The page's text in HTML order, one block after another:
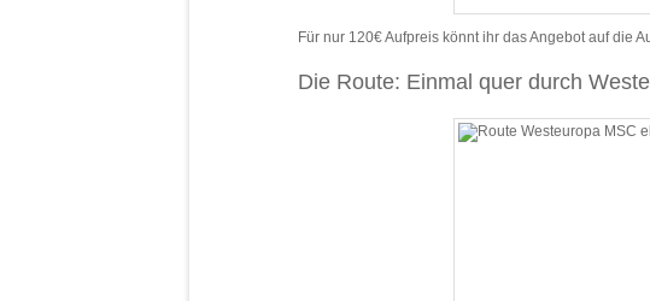
Für nur 120€ Aufpreis könnt ihr das Angebot auf die
Die Route: Einmal quer durch